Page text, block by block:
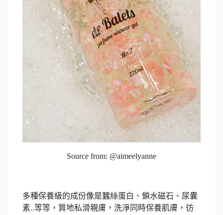
Source from: @aimeelyanne
多種保養級的成份像是蠶絲蛋白、鎖水磁石、尿囊
素..等等，質地私滑親膚，洗淨同時保養肌膚，彷